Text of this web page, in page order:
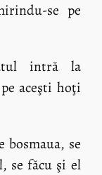
se pe
intră la
aceşti hoţi
bosmaua, se
se făcu şi el